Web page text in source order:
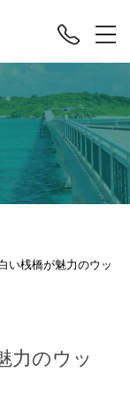
い桟橋が魅力のウッ
力のウッ